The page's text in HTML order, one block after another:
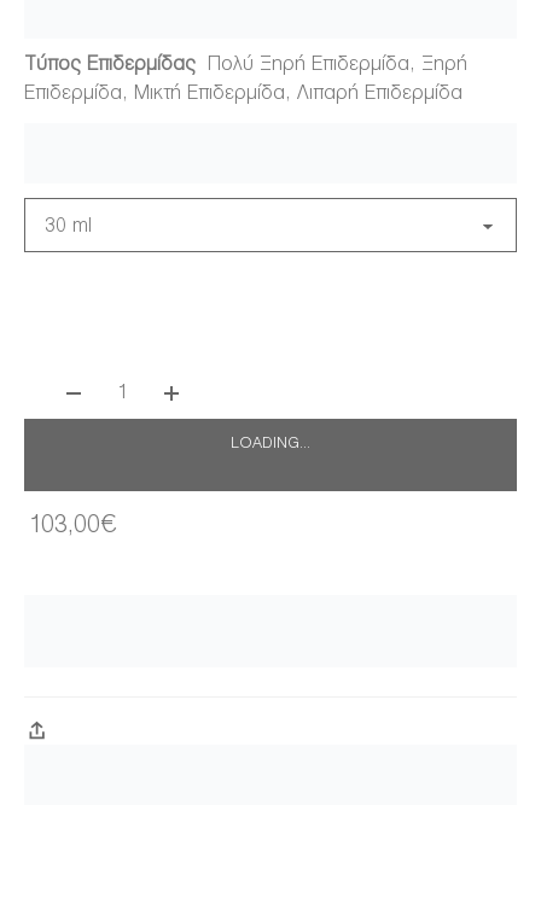
Τύπος Επιδερμίδας
Πολύ Ξηρή Επιδερμίδα, Ξηρή
Επιδερμίδα, Μικτή Επιδερμίδα, Λιπαρή Επιδερμίδα
30 ml
1
LOADING...
103,00€